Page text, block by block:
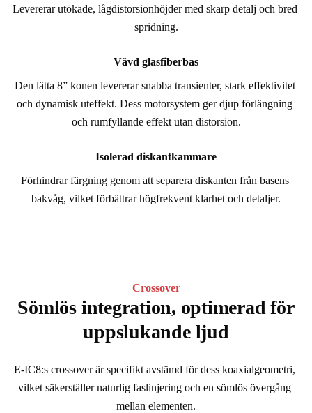
Levererar utökade, lågdistorsionhöjder med skarp detalj och bred
spridning.
Vävd glasfiberbas
Den lätta 8” konen levererar snabba transienter, stark effektivitet
och dynamisk uteffekt. Dess motorsystem ger djup förlängning
och rumfyllande effekt utan distorsion.
Isolerad diskantkammare
Förhindrar färgning genom att separera diskanten från basens
bakvåg, vilket förbättrar högfrekvent klarhet och detaljer.
Crossover
Sömlös integration, optimerad för
uppslukande ljud
E-IC8:s crossover är specifikt avstämd för dess koaxialgeometri,
vilket säkerställer naturlig faslinjering och en sömlös övergång
mellan elementen.